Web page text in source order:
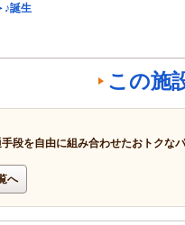
♪誕生
この施
段を自由に組み合わせたおトクな
へ